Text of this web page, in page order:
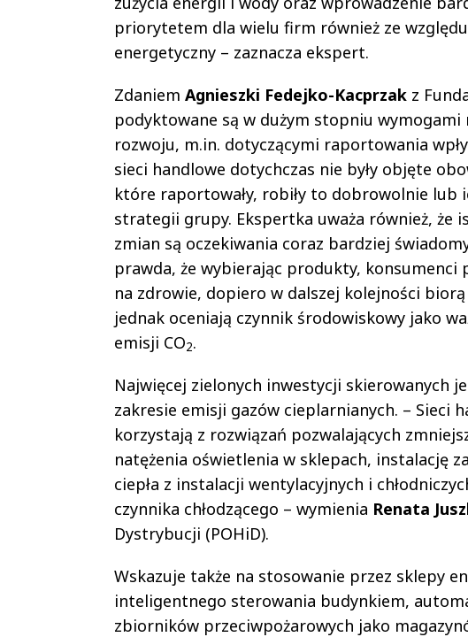
priorytetem dla wielu firm również ze
energetyczny – zaznacza ekspert.
Zdaniem Agnieszki Fedejko-Kacprzakz
podyktowane są w dużym stopniu
rozwoju, m.in. dotyczącymi raportowania
sieci handlowe dotychczas nie były objęte
które raportowały, robiły to dobrowolnie lub
strategii grupy. Ekspertka uważa również,
zmian są oczekiwania coraz bardziej
prawda, że wybierając produkty, konsumenci
na zdrowie, dopiero w dalszej kolejności
jednak oceniają czynnik środowiskowy jako
emisji CO2.
Najwięcej zielonych inwestycji skierowanych
zakresie emisji gazów cieplarnianych. – Sieci
korzystają z rozwiązań pozwalających
natężenia oświetlenia w sklepach, instalację
ciepła z instalacji wentylacyjnych i
czynnika chłodzącego – wymienia Renata
Dystrybucji (POHiD).
Wskazuje także na stosowanie przez sklepy
inteligentnego sterowania budynkiem,
zbiorników przeciwpożarowych jako